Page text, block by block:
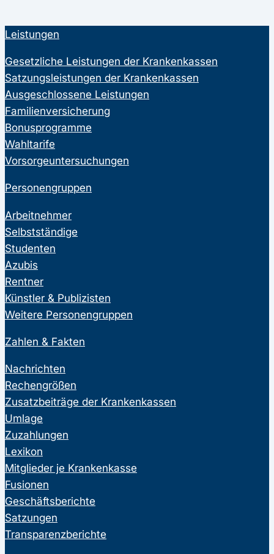
Leistungen
Gesetzliche Leistungen der Krankenkassen
Satzungsleistungen der Krankenkassen
Ausgeschlossene Leistungen
Familienversicherung
Bonusprogramme
Wahltarife
Vorsorgeuntersuchungen
Personengruppen
Arbeitnehmer
Selbstständige
Studenten
Azubis
Rentner
Künstler & Publizisten
Weitere Personengruppen
Zahlen & Fakten
Nachrichten
Rechengrößen
Zusatzbeiträge der Krankenkassen
Umlage
Zuzahlungen
Lexikon
Mitglieder je Krankenkasse
Fusionen
Geschäftsberichte
Satzungen
Transparenzberichte